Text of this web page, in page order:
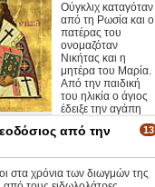
Ούγκλιχ καταγόταν
από τη Ρωσία και ο
πατέρας του
ονομαζόταν
Νικήτας και η
μητέρα του Μαρία.
Από την παιδική
του ηλικία ο άγιος
έδειξε την αγάπη
13
από την
στα χρόνια των διωγμών της